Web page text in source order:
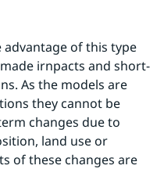
of this type
irnpacts and short-
As the models are
they cannot be
changes due to
land use or
of these changes are